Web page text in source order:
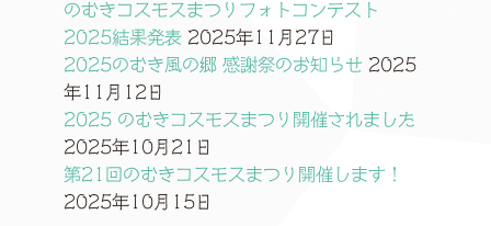
のむきコスモスまつりフォトコンテスト
2025結果発表 2025年11月27日
2025のむき風の郷 感謝祭のお知らせ 2025
年11月12日
2025 のむきコスモスまつり開催されました
2025年10月21日
第21回のむきコスモスまつり開催します！
2025年10月15日